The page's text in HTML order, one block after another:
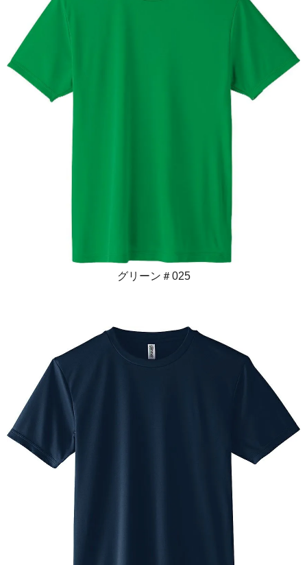
グリーン＃025